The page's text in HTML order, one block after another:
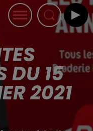
DU 15
2021